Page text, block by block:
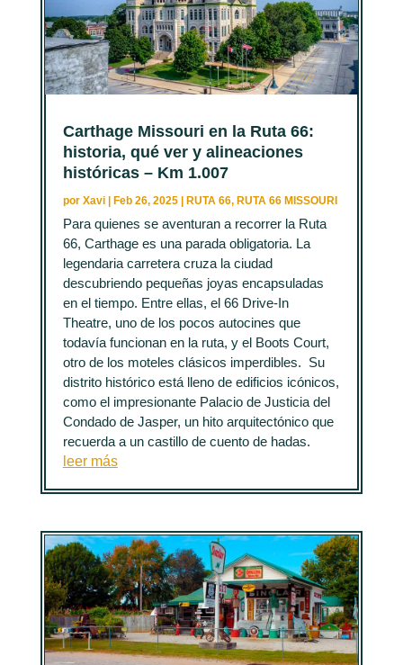
Carthage Missouri en la Ruta 66:
historia, qué ver y alineaciones
históricas – Km 1.007
por Xavi| Feb 26, 2025| RUTA 66, RUTA 66 MISSOURI
Para quienes se aventuran a recorrer la Ruta
66, Carthage es una parada obligatoria. La
legendaria carretera cruza la ciudad
descubriendo pequeñas joyas encapsuladas
en el tiempo. Entre ellas, el 66 Drive-In
Theatre, uno de los pocos autocines que
todavía funcionan en la ruta, y el Boots Court,
otro de los moteles clásicos imperdibles. Su
distrito histórico está lleno de edificios icónicos,
como el impresionante Palacio de Justicia del
Condado de Jasper, un hito arquitectónico que
recuerda a un castillo de cuento de hadas.
leer más